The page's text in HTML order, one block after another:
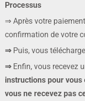
Processus
⇒ Après votre
confirmation de votre
⇒Puis, vous
⇒Enfin, vous recevez
instructions pour
vous ne recevez pas